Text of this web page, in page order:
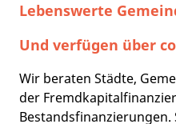
Lebenswerte
Und verfügen über
Wir beraten Städte,
der
Bestandsfinanzierungen.